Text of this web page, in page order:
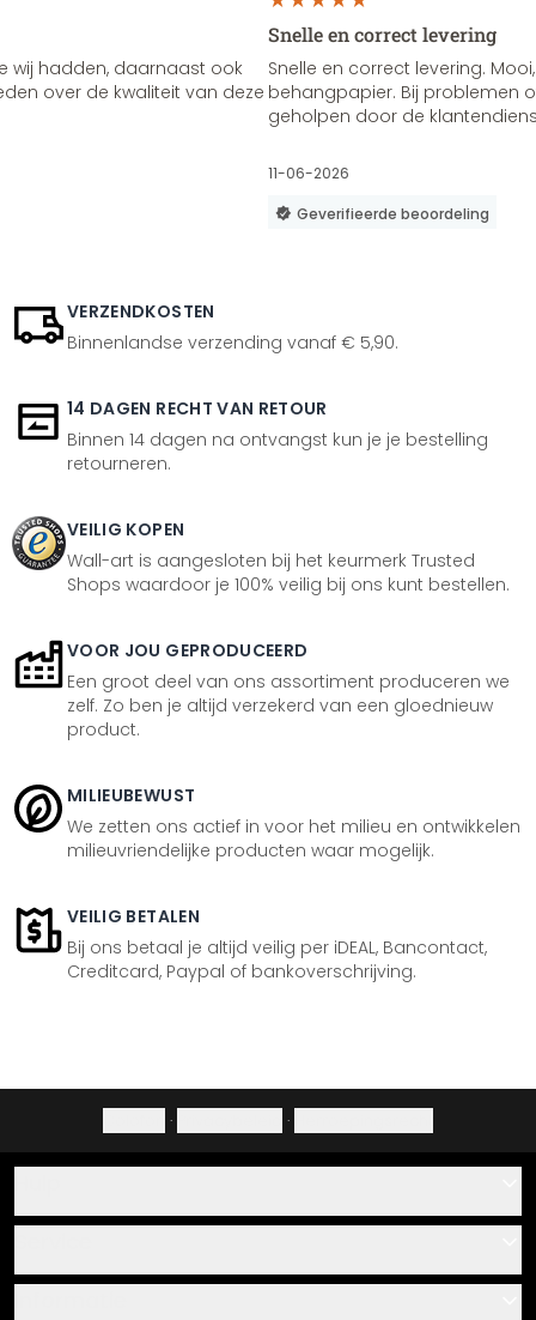
wij hadden, daarnaast ook
over de kwaliteit van deze
Snelle en correct levering
Snelle en correct levering.
behangpapier. Bij problemen
geholpen door de
11-06-2026
Geverifieerde beoordeling
VERZENDKOSTEN
Binnenlandse verzending vanaf € 5,90.
14 DAGEN RECHT VAN RETOUR
Binnen 14 dagen na ontvangst kun je je bestelling
retourneren.
VEILIG KOPEN
Wall-art is aangesloten bij het keurmerk Trusted
Shops waardoor je 100% veilig bij ons kunt bestellen.
VOOR JOU GEPRODUCEERD
Een groot deel van ons assortiment produceren we
zelf. Zo ben je altijd verzekerd van een gloednieuw
product.
MILIEUBEWUST
We zetten ons actief in voor het milieu en ontwikkelen
milieuvriendelijke producten waar mogelijk.
VEILIG BETALEN
Bij ons betaal je altijd veilig per iDEAL, Bancontact,
Creditcard, Paypal of bankoverschrijving.
· ·
Over ons